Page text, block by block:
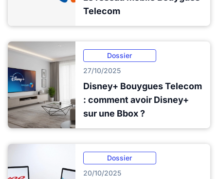
Telecom
Dossier
27/10/2025
Disney+ Bouygues Telecom
: comment avoir Disney+
sur une Bbox ?
Dossier
20/10/2025